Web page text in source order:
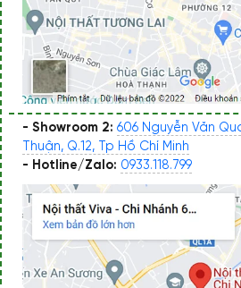
- Showroom 2: 606 Nguyễn Văn
Thuận, Q.12, Tp Hồ Chí Minh
- Hotline/Zalo: 0933.118.799